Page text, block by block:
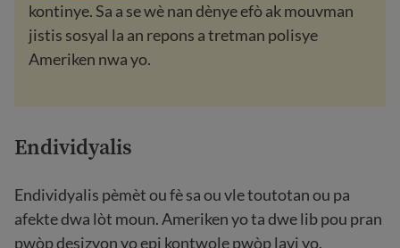
kontinye. Sa a se wè nan dènye efò ak mouvman
jistis sosyal la an repons a tretman polisye
Ameriken nwa yo.
Endividyalis
Endividyalis pèmèt ou fè sa ou vle toutotan ou pa
afekte dwa lòt moun. Ameriken yo ta dwe lib pou pran
pwòp desizyon yo epi kontwole pwòp lavi yo.